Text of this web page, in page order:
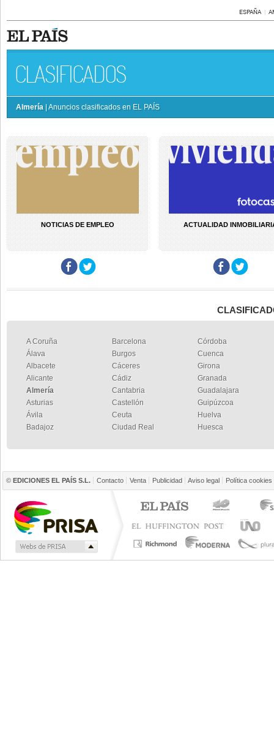
ESPAÑA
CLASIFICADOS
Almería | Anuncios clasificados en EL PAÍS
NOTICIAS DE EMPLEO ACTUALIDAD
A Coruña
Álava
Albacete
Alicante
Almería
Asturias
Ávila
Badajoz
Barcelona
Burgos
Cáceres
Cádiz
Cantabria
Castellón
Ceuta
Ciudad Real
Córdoba
Cuenca
Girona
Granada
Guadalajara
Guipúzcoa
Huelva
Huesca
© EDICIONES EL PAÍS S.L. Contacto Venta Publicidad Aviso legal Política cookies